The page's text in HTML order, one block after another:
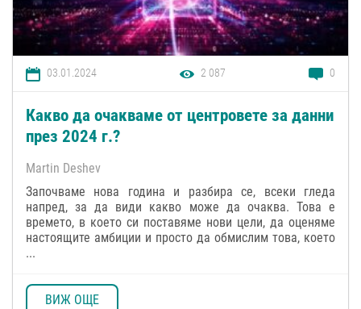
03.01.2024 2 087 0
Какво да очакваме от центровете за данни
през 2024 г.?
Martin Deshev
Започваме нова година и разбира се, всеки гледа
напред, за да види какво може да очаква. Това е
времето, в което си поставяме нови цели, да оценяме
настоящите амбиции и просто да обмислим това, което
...
ВИЖ ОЩЕ